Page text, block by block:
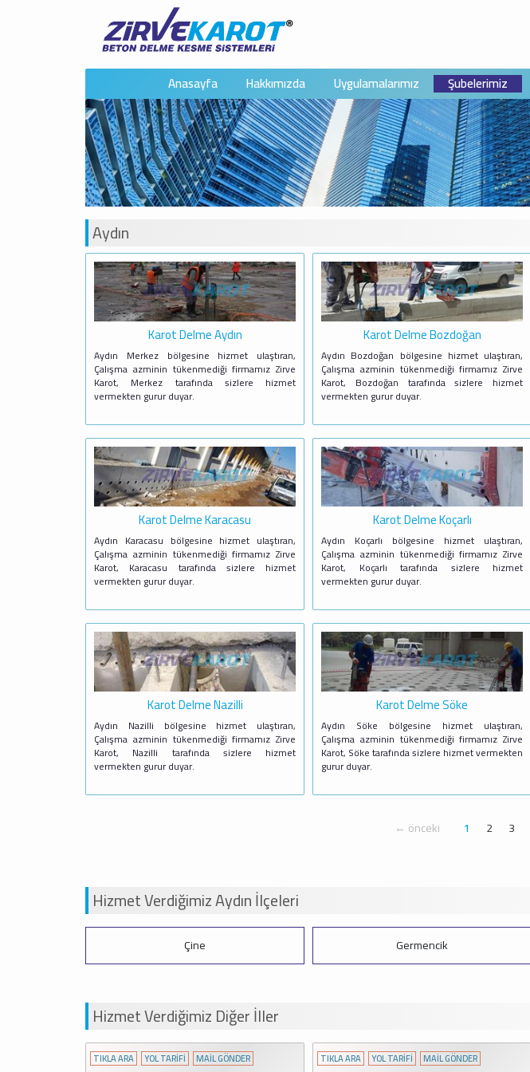
Anasayfa Hakkımızda Uygulamalarımız Şubelerimiz
Aydın
Karot Delme Aydın
Aydın Merkez bölgesine hizmet ulaştıran,
Çalışma azminin tükenmediği firmamız Zirve
Karot, Merkez tarafında sizlere hizmet
vermekten gurur duyar.
Karot Delme Bozdoğan
Aydın Bozdoğan bölgesine hizmet ulaştıran,
Çalışma azminin tükenmediği firmamız Zirve
Karot, Bozdoğan tarafında sizlere hizmet
vermekten gurur duyar.
Karot Delme Karacasu
Aydın Karacasu bölgesine hizmet ulaştıran,
Çalışma azminin tükenmediği firmamız Zirve
Karot, Karacasu tarafında sizlere hizmet
vermekten gurur duyar.
Karot Delme Koçarlı
Aydın Koçarlı bölgesine hizmet ulaştıran,
Çalışma azminin tükenmediği firmamız Zirve
Karot, Koçarlı tarafında sizlere hizmet
vermekten gurur duyar.
Karot Delme Nazilli
Aydın Nazilli bölgesine hizmet ulaştıran,
Çalışma azminin tükenmediği firmamız Zirve
Karot, Nazilli tarafında sizlere hizmet
vermekten gurur duyar.
Karot Delme Söke
Aydın Söke bölgesine hizmet ulaştıran,
Çalışma azminin tükenmediği firmamız Zirve
Karot, Söke tarafında sizlere hizmet vermekten
gurur duyar.
← önceki 1 2 3
Hizmet Verdiğimiz Aydın İlçeleri
Çine Germencik
Hizmet Verdiğimiz Diğer İller
TIKLA ARA YOL TARİFİ MAİL GÖNDER TIKLA ARA YOL TARİFİ MAİL GÖNDER